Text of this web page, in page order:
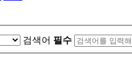
검색어 필수